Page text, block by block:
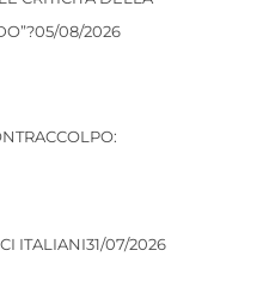
05/08/2026
ITALIANI31/07/2026